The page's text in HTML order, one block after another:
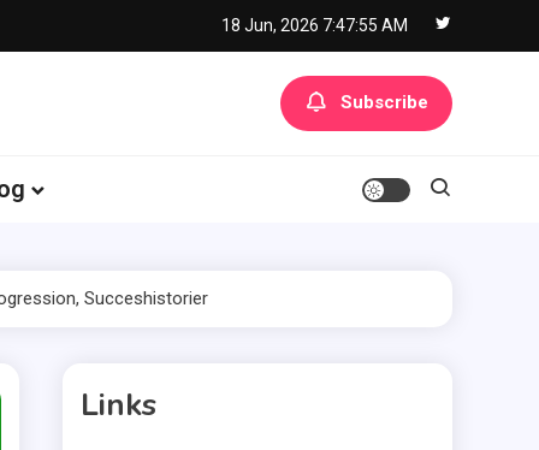
18 Jun, 2026 7:47:56 AM
Subscribe
Succeshistorier
Links